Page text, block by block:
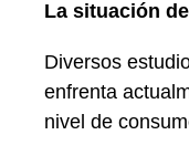
La situación
Diversos
enfrenta
nivel de